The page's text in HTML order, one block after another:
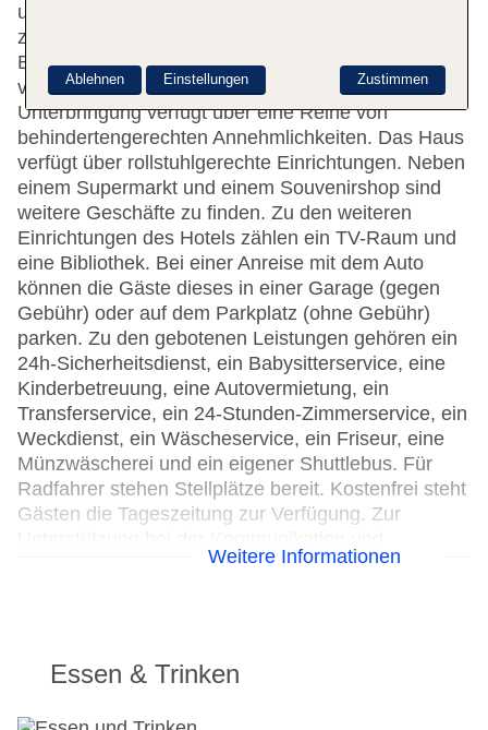
und ein Geldautomat stehen als Serviceleistungen
zur Verfügung. WLAN ist in den öffentlichen
Bereichen verfügbar. Hilfestellung bei der Buchung
von Ausflügen wird am Tourdesk geboten. Die
Unterbringung verfügt über eine Reihe von
behindertengerechten Annehmlichkeiten. Das Haus
verfügt über rollstuhlgerechte Einrichtungen. Neben
einem Supermarkt und einem Souvenirshop sind
weitere Geschäfte zu finden. Zu den weiteren
Einrichtungen des Hotels zählen ein TV-Raum und
eine Bibliothek. Bei einer Anreise mit dem Auto
können die Gäste dieses in einer Garage (gegen
Gebühr) oder auf dem Parkplatz (ohne Gebühr)
parken. Zu den gebotenen Leistungen gehören ein
24h-Sicherheitsdienst, ein Babysitterservice, eine
Kinderbetreuung, eine Autovermietung, ein
Transferservice, ein 24-Stunden-Zimmerservice, ein
Weckdienst, ein Wäscheservice, ein Friseur, eine
Münzwäscherei und ein eigener Shuttlebus. Für
Radfahrer stehen Stellplätze bereit. Kostenfrei steht
Gästen die Tageszeitung zur Verfügung. Zur
Geschäftlichem bietet das Business-Center ein
Parkplatz
Check-in von: 02:00:00
Weitere Informationen
Essen & Trinken
Zustimmen
Ablehnen Einstellungen